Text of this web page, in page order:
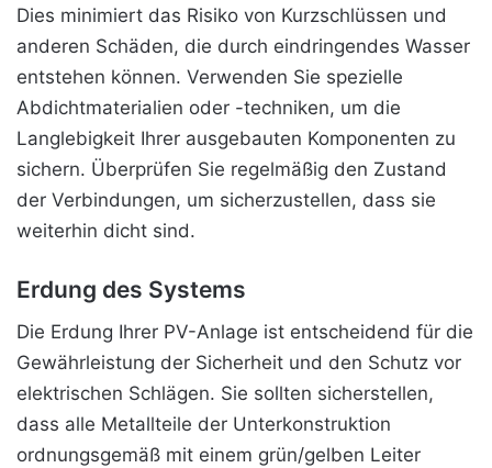
Dies minimiert das Risiko von Kurzschlüssen und
anderen Schäden, die durch eindringendes Wasser
entstehen können. Verwenden Sie spezielle
Abdichtmaterialien oder -techniken, um die
Langlebigkeit Ihrer ausgebauten Komponenten zu
sichern. Überprüfen Sie regelmäßig den Zustand
der Verbindungen, um sicherzustellen, dass sie
weiterhin dicht sind.
Erdung des Systems
Die Erdung Ihrer PV-Anlage ist entscheidend für die
Gewährleistung der Sicherheit und den Schutz vor
elektrischen Schlägen. Sie sollten sicherstellen,
dass alle Metallteile der Unterkonstruktion
ordnungsgemäß mit einem grün/gelben Leiter